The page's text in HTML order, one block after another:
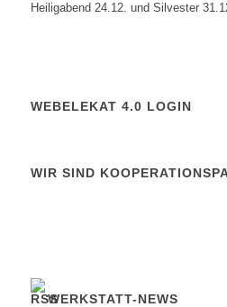
Heiligabend 24.12. und Silvester
WEBELEKAT 4.0 LOGIN
WIR SIND
WERKSTATT-NEWS